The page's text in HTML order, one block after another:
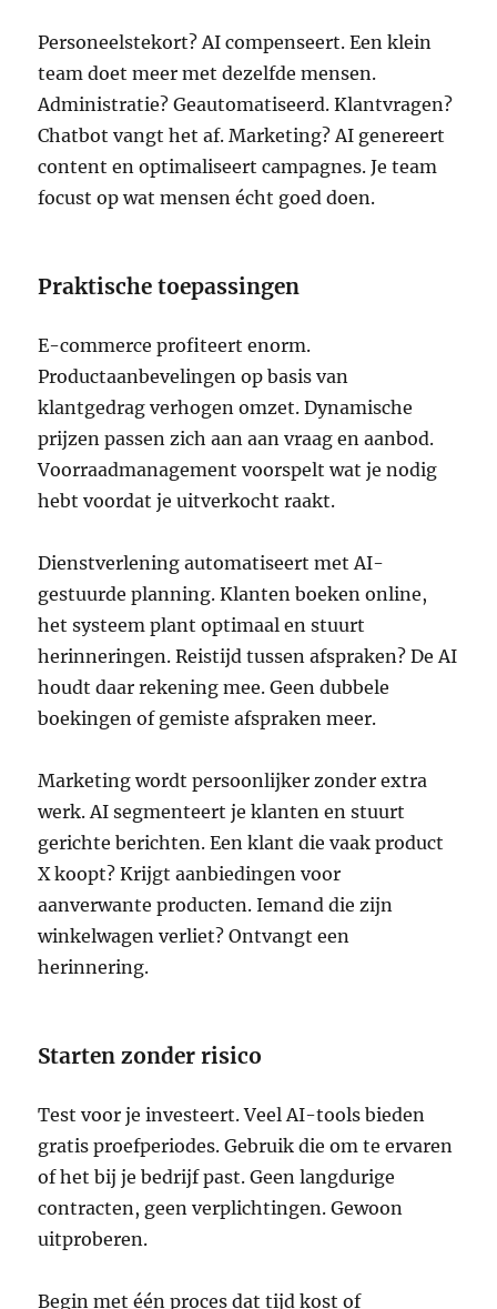
Personeelstekort? AI compenseert. Een klein
team doet meer met dezelfde mensen.
Administratie? Geautomatiseerd. Klantvragen?
Chatbot vangt het af. Marketing? AI genereert
content en optimaliseert campagnes. Je team
focust op wat mensen écht goed doen.
Praktische toepassingen
E-commerce profiteert enorm.
Productaanbevelingen op basis van
klantgedrag verhogen omzet. Dynamische
prijzen passen zich aan aan vraag en aanbod.
Voorraadmanagement voorspelt wat je nodig
hebt voordat je uitverkocht raakt.
Dienstverlening automatiseert met AI-
gestuurde planning. Klanten boeken online,
het systeem plant optimaal en stuurt
herinneringen. Reistijd tussen afspraken? De AI
houdt daar rekening mee. Geen dubbele
boekingen of gemiste afspraken meer.
Marketing wordt persoonlijker zonder extra
werk. AI segmenteert je klanten en stuurt
gerichte berichten. Een klant die vaak product
X koopt? Krijgt aanbiedingen voor
aanverwante producten. Iemand die zijn
winkelwagen verliet? Ontvangt een
herinnering.
Starten zonder risico
Test voor je investeert. Veel AI-tools bieden
gratis proefperiodes. Gebruik die om te ervaren
of het bij je bedrijf past. Geen langdurige
contracten, geen verplichtingen. Gewoon
uitproberen.
Begin met één proces dat tijd kost of